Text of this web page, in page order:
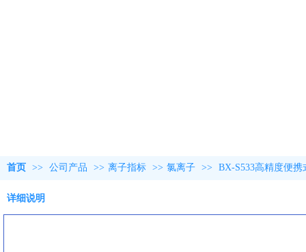
首页 >> 公司产品 >> 离子指标 >> 氯离子 >> BX-S533高精度便
详细说明